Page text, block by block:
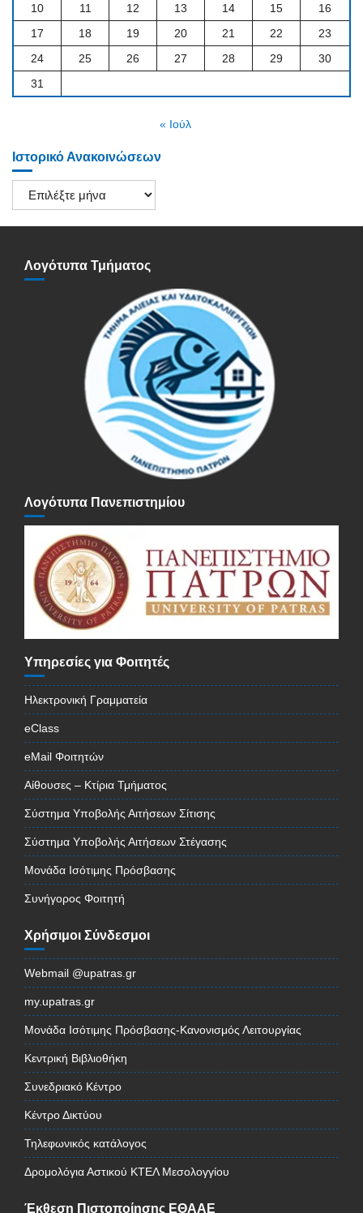
10
11 12 13 14 15
16
17
18 19 20 21 22
23
24
25 26 27 28 29
30
31
« Ιούλ
Ιστορικό Ανακοινώσεων
Ιστορικό
Ανακοινώσεων
Λογότυπα Τμήματος
Λογότυπα Πανεπιστημίου
Υπηρεσίες για Φοιτητές
Ηλεκτρονική Γραμματεία
eClass
eMail Φοιτητών
Αίθουσες – Κτίρια Τμήματος
Σύστημα Υποβολής Αιτήσεων Σίτισης
Σύστημα Υποβολής Αιτήσεων Στέγασης
Μονάδα Ισότιμης Πρόσβασης
Συνήγορος Φοιτητή
Χρήσιμοι Σύνδεσμοι
Webmail @upatras.gr
my.upatras.gr
Μονάδα Ισότιμης Πρόσβασης-Κανονισμός Λειτουργίας
Κεντρική Βιβλιοθήκη
Συνεδριακό Κέντρο
Κέντρο Δικτύου
Τηλεφωνικός κατάλογος
Δρομολόγια Αστικού ΚΤΕΛ Μεσολογγίου
Έκθεση Πιστοποίησης ΕΘΑΑΕ